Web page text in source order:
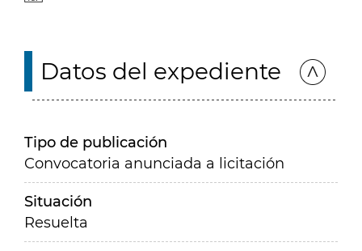
Datos del expediente
Tipo de publicación
Convocatoria anunciada a licitación
Situación
Resuelta